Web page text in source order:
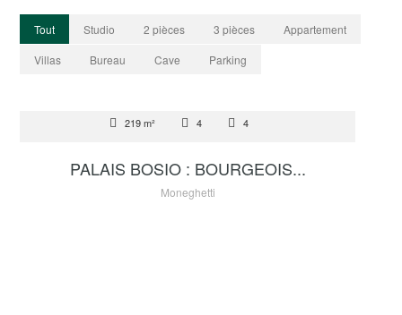
Tout Studio 2 pièces 3 pièces
Appartement
Villas
Bureau Cave Parking
219 m² 4 4
PALAIS BOSIO : BOURGEOIS...
Moneghetti